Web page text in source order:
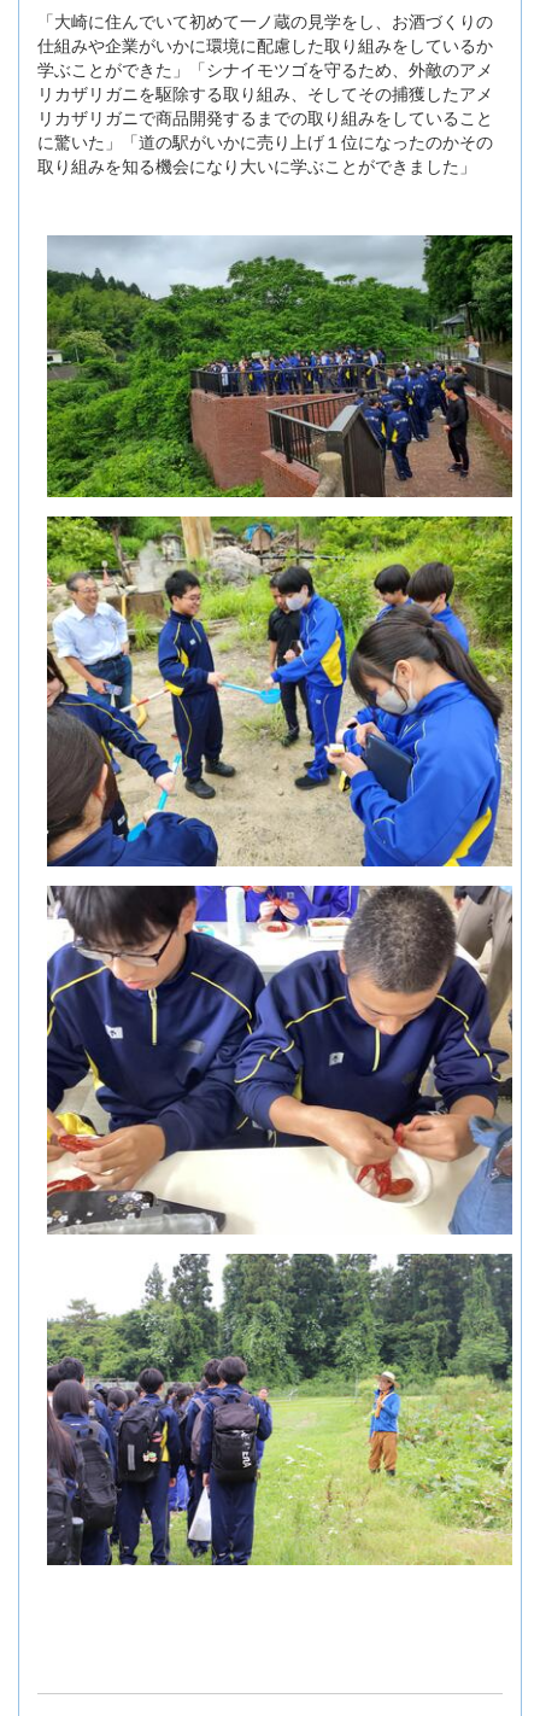
「大崎に住んでいて初めて一ノ蔵の見学をし、お酒づくりの
仕組みや企業がいかに環境に配慮した取り組みをしているか
学ぶことができた」「シナイモツゴを守るため、外敵のアメ
リカザリガニを駆除する取り組み、そしてその捕獲したアメ
リカザリガニで商品開発するまでの取り組みをしていること
に驚いた」「道の駅がいかに売り上げ１位になったのかその
取り組みを知る機会になり大いに学ぶことができました」